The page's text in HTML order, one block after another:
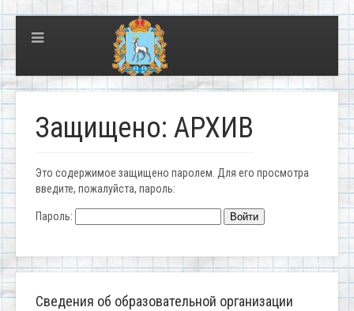
Защищено: АРХИВ
Это содержимое защищено паролем. Для его просмотра
введите, пожалуйста, пароль:
Пароль:
Сведения об образовательной организации